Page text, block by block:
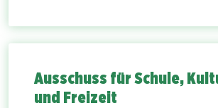
Ausschuss für Schule,
und Freizeit